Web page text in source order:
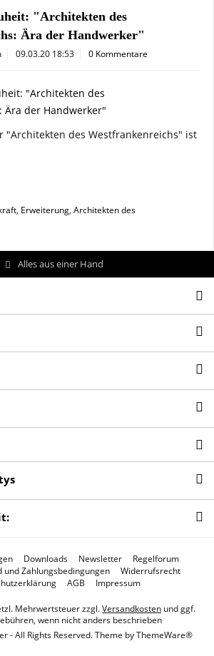
"Architekten des
Ära der Handwerker"
09.03.20 18:53 0 Kommentare
"Architekten des Westfrankenreichs" ist
, Erweiterung, Architekten des
Alles aus einer Hand
Downloads Newsletter
Regelforum
und Zahlungsbedingungen
Widerrufsrecht
AGB Impressum
Mehrwertsteuer zzgl.Versandkosten und ggf.
wenn nicht anders beschrieben
- All Rights Reserved. Theme byThemeWare®